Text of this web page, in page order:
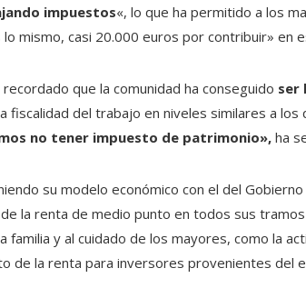
impuestos«, lo que ha permitido a los
mismo, casi 20.000 euros por contribuir» en
que la comunidad ha conseguido ser
fiscalidad del trabajo en niveles similares a los
no tener impuesto de patrimonio», ha
su modelo económico con el del
la renta de medio punto en todos sus
familia y al cuidado de los mayores, como la
de la renta para inversores provenientes del